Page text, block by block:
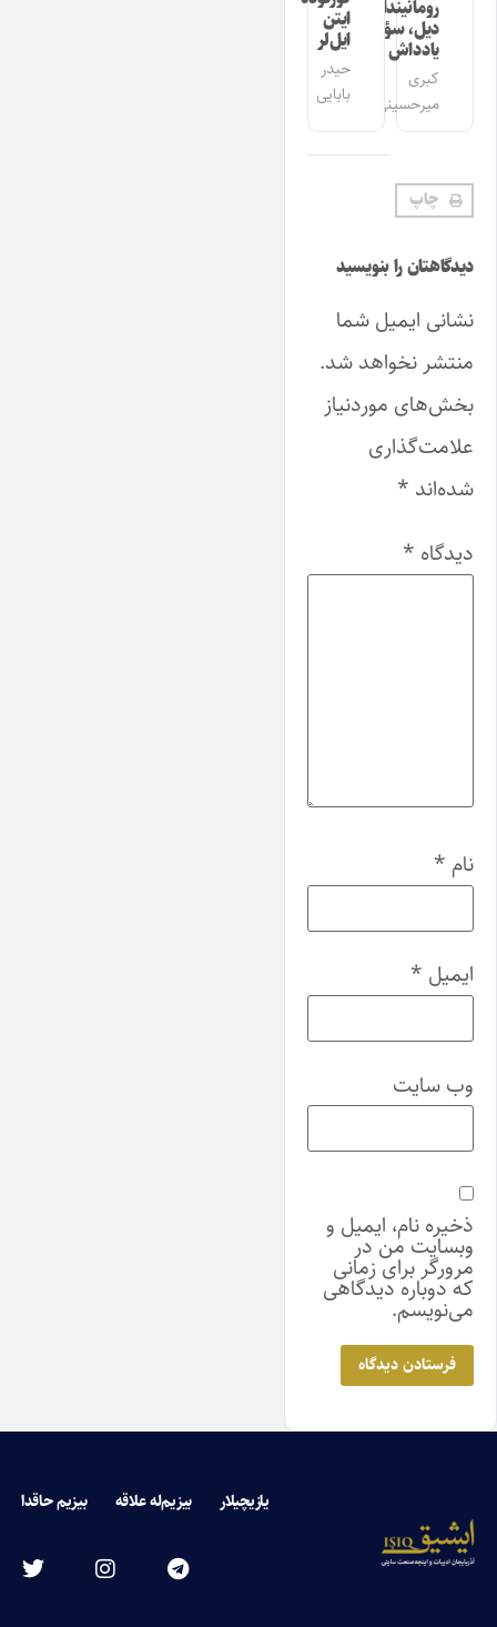
رومانیندا
دیل، سؤز،
یادداش
کبری
میرحسینی
ایتن
ایل‌لر
حیدر
بابایی
چاپ
دیدگاهتان را بنویسید
نشانی ایمیل شما
منتشر نخواهد شد.
بخش‌های موردنیاز
علامت‌گذاری
شده‌اند *
دیدگاه *
نام *
ایمیل *
وب‌ سایت
ذخیره نام، ایمیل و
وبسایت من در
مرورگر برای زمانی
که دوباره دیدگاهی
می‌نویسم.
یازیچیلار بیزیم‌له علاقه بیزیم حاقدا